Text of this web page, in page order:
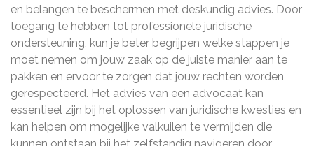
en belangen te beschermen met deskundig advies. Door
toegang te hebben tot professionele juridische
ondersteuning, kun je beter begrijpen welke stappen je
moet nemen om jouw zaak op de juiste manier aan te
pakken en ervoor te zorgen dat jouw rechten worden
gerespecteerd. Het advies van een advocaat kan
essentieel zijn bij het oplossen van juridische kwesties en
kan helpen om mogelijke valkuilen te vermijden die